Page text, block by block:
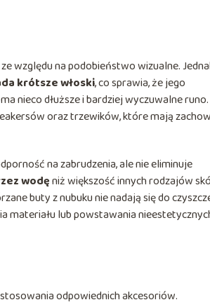
względu na podobieństwo wizualne.
krótsze włoski, co sprawia, że jego
nieco dłuższe i bardziej wyczuwalne runo.
oraz trzewików, które mają
na zabrudzenia, ale nie eliminuje
wodęniż większość innych rodzajów
buty z nubuku nie nadają się do
materiału lub powstawania
odpowiednich akcesoriów.